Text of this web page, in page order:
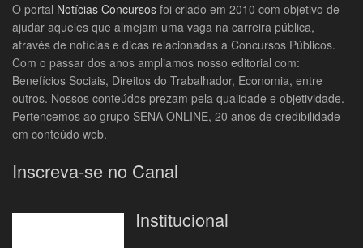
O portal Notícias Concursos foi criado em 2010 com objetivo de
ajudar aqueles que almejam uma vaga na carreira pública,
através de notícias e dicas relacionadas a Concursos Públicos.
Com o passar dos anos ampliamos nosso editorial com:
Benefícios Sociais, Direitos do Trabalhador, Economia, entre
outros. Nossos conteúdos prezam pela qualidade e objetividade.
Pertencemos ao grupo SENA ONLINE, 20 anos de credibilidade
em conteúdo web.
Inscreva-se no Canal
Institucional